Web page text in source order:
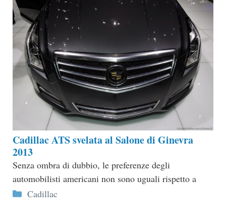
Cadillac ATS svelata al Salone di Ginevra
2013
Senza ombra di dubbio, le preferenze degli
automobilisti americani non sono uguali rispetto a
Categorie
Cadillac